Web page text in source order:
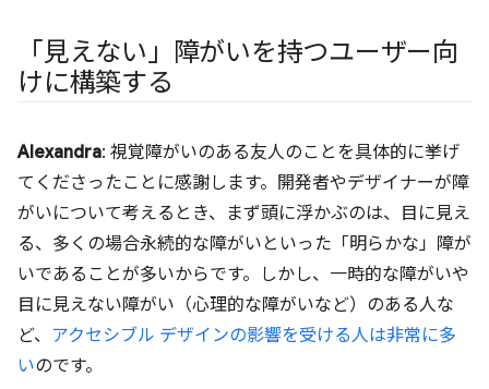
「見えない」障がいを持つユーザー向
けに構築する
Alexandra: 視覚障がいのある友人のことを具体的に挙げ
てくださったことに感謝します。開発者やデザイナーが障
がいについて考えるとき、まず頭に浮かぶのは、目に見え
る、多くの場合永続的な障がいといった「明らかな」障が
いであることが多いからです。
しかし、一時的な障がいや
目に見えない障がい（心理的な障がいなど）のある人な
ど、 アクセシブル デザインの影響を受ける人は非常に多
いのです。